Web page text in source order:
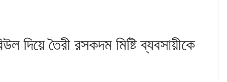
দিয়ে তৈরী রসকদম মিষ্টি ব্যবসায়ীকে